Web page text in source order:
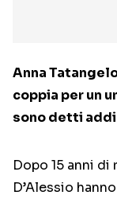
Anna
coppia per un
sono detti
Dopo 15 anni di
D’Alessio